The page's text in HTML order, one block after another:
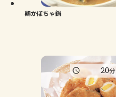
鶏かぼちゃ鍋
20分